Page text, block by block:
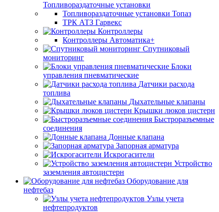
Топливораздаточные установки
Топливораздаточные установки Топаз
ТРК АТЗ Гарвекс
Контроллеры
Контроллеры Автоматика+
Спутниковый
мониторинг
Блоки
управления пневматические
Датчики расхода
топлива
Дыхательные клапаны
Крышки люков цистерн
Быстроразъемные
соединения
Донные клапана
Запорная арматура
Искрогасители
Устройство
заземления автоцистерн
Оборудование для
нефтебаз
Узлы учета
нефтепродуктов